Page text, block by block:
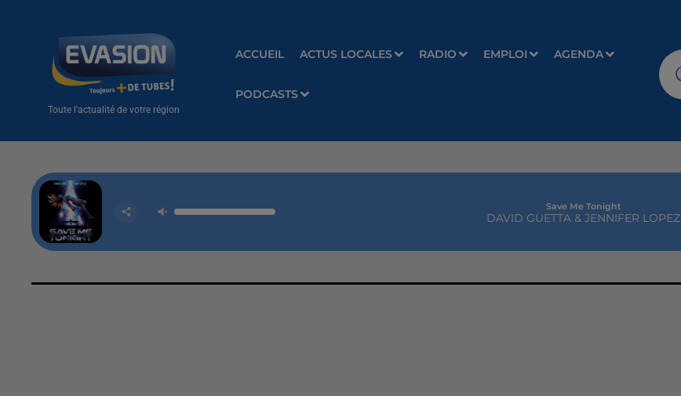
Toute l'actualité de votre région
ACCUEIL ACTUS LOCALES RADIO EMPLOI AGENDA
PODCASTS
Save Me Tonight
DAVID GUETTA & JENNIFER LOPEZ